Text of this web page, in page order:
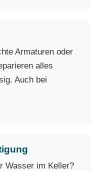
Armaturen oder
alles
Auch bei
Wasser im Keller?